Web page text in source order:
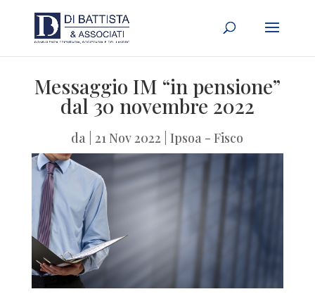
Messaggio IM “in pensione”
dal 30 novembre 2022
da |21 Nov 2022 |Ipsoa - Fisco